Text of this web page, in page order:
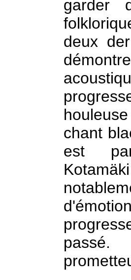
garder
deux
chant
est